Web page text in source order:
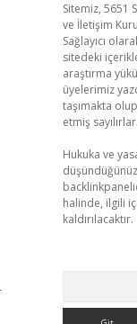
Sitemiz, 5651
ve İletişim
Sağlayıcı
sitedeki
araştırma
üyelerimiz
taşımakta
etmiş sayılırlar.
Hukuka ve
halinde, ilgili
kaldırılacaktır.